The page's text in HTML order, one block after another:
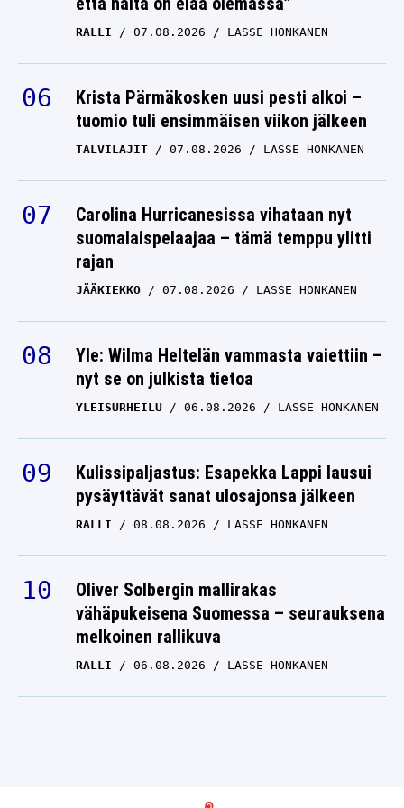
RALLI 07.08.2026 LASSE HONKANEN
Krista Pärmäkosken uusi pesti alkoi –
tuomio tuli ensimmäisen viikon jälkeen
TALVILAJIT 07.08.2026 LASSE HONKANEN
Carolina Hurricanesissa vihataan nyt
suomalaispelaajaa – tämä temppu ylitti
rajan
JÄÄKIEKKO 07.08.2026 LASSE HONKANEN
Yle: Wilma Heltelän vammasta vaiettiin –
nyt se on julkista tietoa
YLEISURHEILU 06.08.2026 LASSE HONKANEN
Kulissipaljastus: Esapekka Lappi lausui
pysäyttävät sanat ulosajonsa jälkeen
RALLI 08.08.2026 LASSE HONKANEN
Oliver Solbergin mallirakas
vähäpukeisena Suomessa – seurauksena
melkoinen rallikuva
RALLI 06.08.2026 LASSE HONKANEN